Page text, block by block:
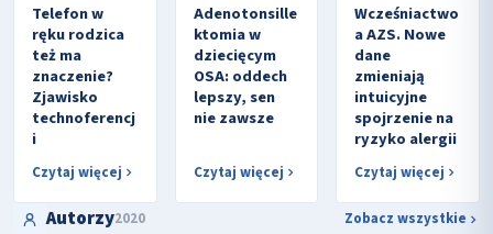
Telefon w
ręku rodzica
też ma
znaczenie?
Zjawisko
technoferencj
i
Czytaj więcej
Adenotonsille
ktomia w
dziecięcym
OSA: oddech
lepszy, sen
nie zawsze
Czytaj więcej
Wcześniactwo
a AZS. Nowe
dane
zmieniają
intuicyjne
spojrzenie na
ryzyko alergii
Czytaj więcej
Autorzy2020 Zobacz wszystkie